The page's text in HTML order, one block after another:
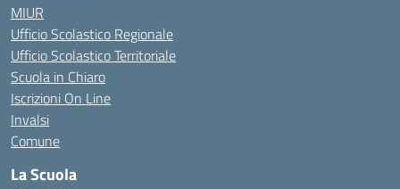
MIUR
Ufficio Scolastico Regionale
Ufficio Scolastico Territoriale
Scuola in Chiaro
Iscrizioni On Line
Invalsi
Comune
La Scuola